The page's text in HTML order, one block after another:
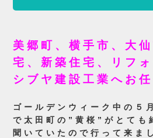
美郷町、横手市、大
宅、新築住宅、リフ
シブヤ建設工業へお
ゴールデンウィーク中の５
で太田町の”黄桜”がとても
聞いていたので行って来ま